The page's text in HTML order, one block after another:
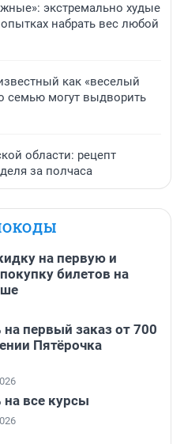
экстремально худые
набрать вес любой
как «веселый
семью могут выдворить
области: рецепт
за полчаса
на первую и
билетов на
на первый заказ от 700
Пятёрочка
на все курсы